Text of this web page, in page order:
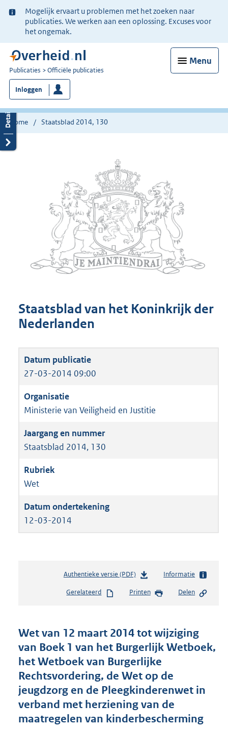
Ter
informatie:
Mogelijk ervaart u problemen met het zoeken naar
publicaties. We werken aan een oplossing. Excuses voor
het ongemak.
Menu
U
bent
nu
hier:
Publicaties Officiële publicaties
Inloggen
Home Staatsblad 2014, 130
Staatsblad van het Koninkrijk der
Nederlanden
27-03-2014 09:00
Ministerie van Veiligheid en Justitie
Staatsblad 2014, 130
Wet
12-03-2014
Authentieke versie (PDF)b
s
d
s
g
o
o
t
e
Informatie
Gerelateerd Printen Delen
Wet van 12 maart 2014 tot wijziging
van Boek 1 van het Burgerlijk Wetboek,
het Wetboek van Burgerlijke
Rechtsvordering, de Wet op de
jeugdzorg en de Pleegkinderenwet in
verband met herziening van de
maatregelen van kinderbescherming